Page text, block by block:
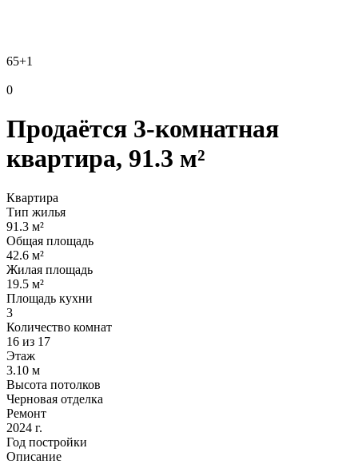
65+1
0
Продаётся 3-комнатная
квартира, 91.3 м²
Квартира
Тип жилья
91.3 м²
Общая площадь
42.6 м²
Жилая площадь
19.5 м²
Площадь кухни
3
Количество комнат
16 из 17
Этаж
3.10 м
Высота потолков
Черновая отделка
Ремонт
2024 г.
Год постройки
Описание